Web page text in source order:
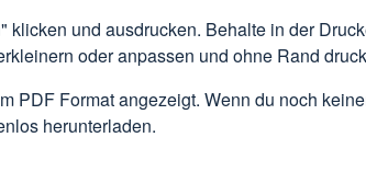
klicken und ausdrucken. Behalte in der
oder anpassen und ohne Rand
PDF Format angezeigt. Wenn du noch
herunterladen.